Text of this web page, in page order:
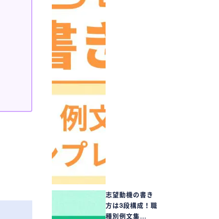
志望動機の書き
方は3段構成！職
種別例文集…